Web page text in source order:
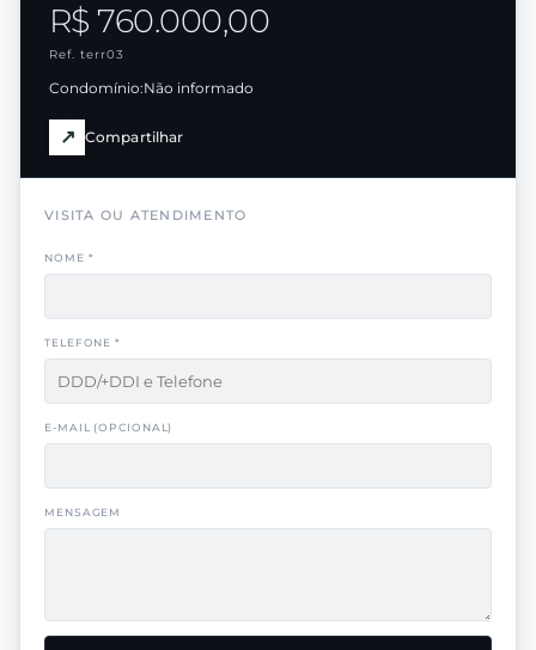
R$ 760.000,00
Ref. terr03
Condomínio:Não informado
↗ Compartilhar
VISITA OU ATENDIMENTO
NOME *
TELEFONE *
E-MAIL (OPCIONAL)
MENSAGEM